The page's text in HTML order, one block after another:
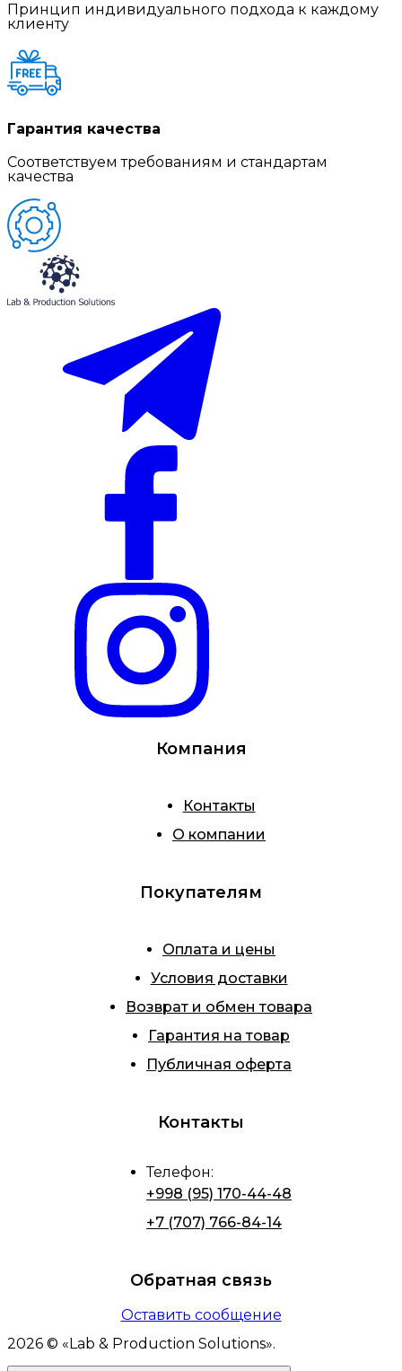
Принцип индивидуального подхода к каждому
клиенту
Гарантия качества
Соответствуем требованиям и стандартам
качества
Компания
Контакты
О компании
Покупателям
Оплата и цены
Условия доставки
Возврат и обмен товара
Гарантия на товар
Публичная оферта
Контакты
Телефон:
+998 (95) 170-44-48
+7 (707) 766-84-14
Обратная связь
Оставить сообщение
2026 © « Lab & Production Solutions».